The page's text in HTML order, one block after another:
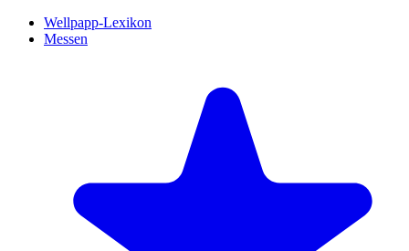
Wellpapp-Lexikon
Messen